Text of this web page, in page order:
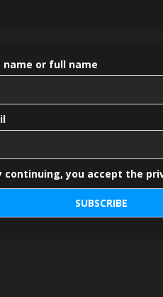
name or full name
continuing, you accept the